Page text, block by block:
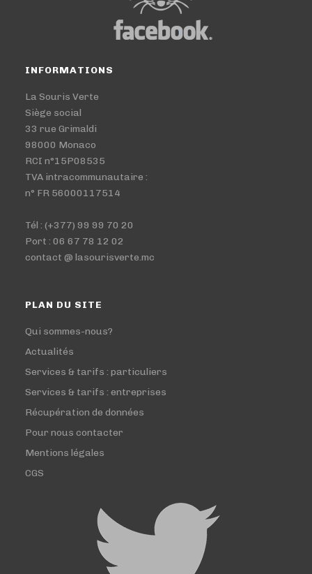
INFORMATIONS
La Souris Verte
Siège social
33 rue Grimaldi
98000 Monaco
RCI n°15P08535
TVA intracommunautaire :
n° FR 56000117514
Tél : (+377) 99 99 70 20
Port : 06 67 78 12 02
contact @ lasourisverte.mc
PLAN DU SITE
Qui sommes-nous?
Actualités
Services & tarifs : particuliers
Services & tarifs : entreprises
Récupération de données
Pour nous contacter
Mentions légales
CGS